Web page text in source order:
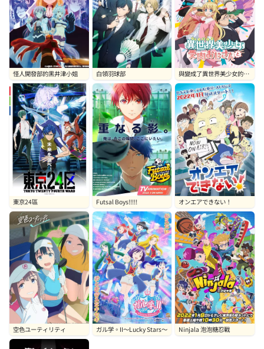
怪人開發部的黑井津小姐 白領羽球部
與變成了異世界美少女的大
叔一起冒險
東京24區 Futsal Boys!!!!! オンエアできない！
空色ユーティリティ ガル学。II〜Lucky Stars〜 Ninjala 泡泡糖忍戰